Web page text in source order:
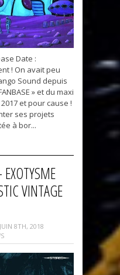
Date :
! On avait peu
Sound depuis
» et du maxi
et pour cause !
ses projets
à bor...
VINTAGE
JUIN 8TH, 2018